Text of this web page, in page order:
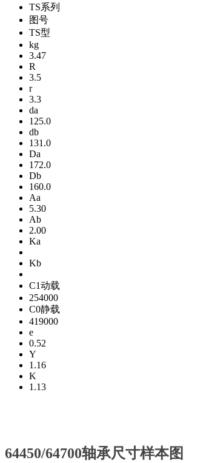
TS系列
图号
TS型
kg
3.47
R
3.5
r
3.3
da
125.0
db
131.0
Da
172.0
Db
160.0
Aa
5.30
Ab
2.00
Ka
Kb
C1动载
254000
C0静载
419000
e
0.52
Y
1.16
K
1.13
64450/64700轴承尺寸样本图